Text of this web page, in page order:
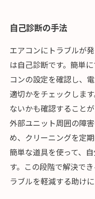
自己診断の手法
エアコンにトラブルが
は自己診断です。簡単
コンの設定を確認し、
適切かをチェックしま
ないかも確認すること
外部ユニット周囲の障
め、クリーニングを定
簡単な道具を使って、
す。この段階で解決で
ラブルを軽減する助けに